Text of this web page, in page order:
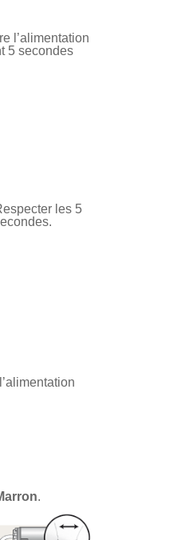
l’alimentation
5 secondes
les 5
.